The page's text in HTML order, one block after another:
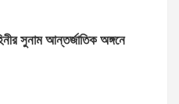
সুনাম আন্তর্জাতিক অঙ্গনে